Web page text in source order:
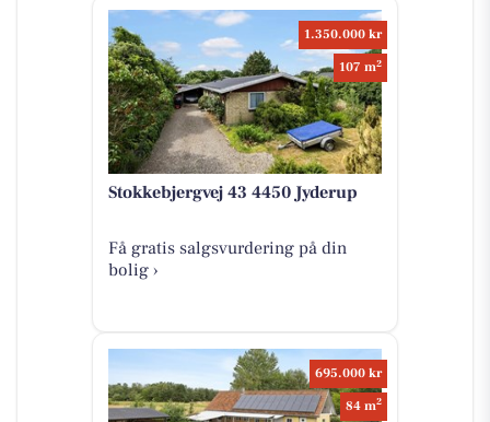
1.350.000 kr
107 m2
Stokkebjergvej 43 4450 Jyderup
Få gratis salgsvurdering på din
bolig ›
695.000 kr
84 m2